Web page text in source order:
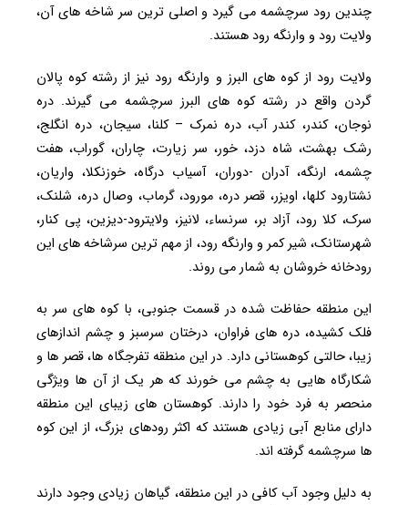
چندین رود سرچشمه می گیرد و اصلی ترین سر شاخه های آن،
ولایت رود و وارنگه رود هستند.
ولایت رود از کوه های البرز و وارنگه رود نیز از رشته کوه پالان
گردن واقع در رشته کوه های البرز سرچشمه می گیرند. دره
نوجان، کندر، کندر آب، دره نمرک – کلنا، سیجان، دره انگلج،
رشک بهشت، شاه دزد، خور، سر زیارت، چاران، گوراب، هفت
چشمه، ارنگه، آدران -دوران، آسیاب درگاه، خوزنکلا، واریان،
نشتارود کلها، اویزر، قصر دره، مورود، گرماب، وصال دره، شلنک،
سرک، کلا رود، آزاد بر، سرنساء، لانیز، ولایترود-دیزین، پی کنار،
شهرستانک، شیر کمر و وارنگه رود، از مهم ترین سرشاخه های این
رودخانه خروشان به شمار می روند.
این منطقه حفاظت شده در قسمت جنوبی، با کوه های سر به
فلک کشیده، دره های فراوان، درختان سرسبز و چشم اندازهای
زیبا، حالتی کوهستانی دارد. در این منطقه تفرجگاه ها، قصر ها و
شکارگاه هایی به چشم می خورند که هر یک از آن ها ویژگی
منحصر به فرد خود را دارند. کوهستان های زیبای این منطقه
دارای منابع آبی زیادی هستند که اکثر رودهای بزرگ، از این کوه
ها سرچشمه گرفته اند.
به دلیل وجود آب کافی در این منطقه، گیاهان زیادی وجود دارند